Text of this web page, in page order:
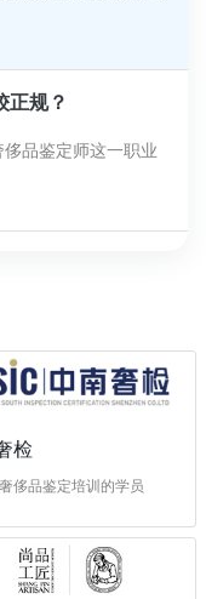
正规？
品鉴定师这一职业
检
侈品鉴定培训的学员